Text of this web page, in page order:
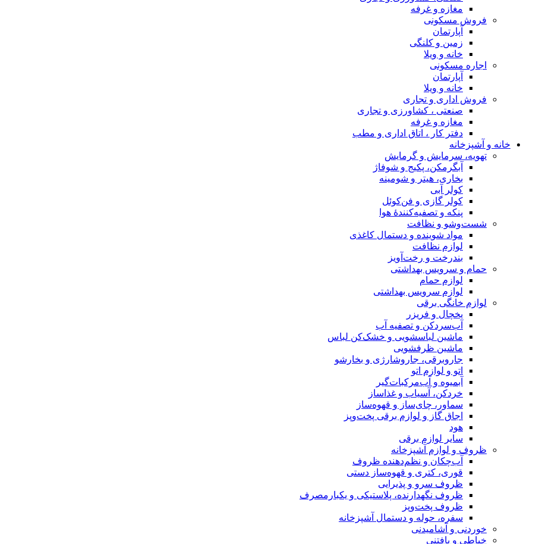
مغازه و غرفه
فروش مسکونی
آپارتمان
زمین و کلنگی
خانه و ویلا
اجاره مسکونی
آپارتمان
خانه و ویلا
فروش اداری و تجاری
صنعتی ، کشاورزی و تجاری
مغازه و غرفه
دفتر کار ، اتاق اداری و مطب
خانه و آشپزخانه
تهویه، سرمایش و گرمایش
آبگرمکن، پکیج و شوفاژ
بخاری، هیتر و شومینه
کولر آبی
کولر گازی و فن‌کوئل
پنکه و تصفیه‌کنندهٔ هوا
شست‌وشو و نظافت
مواد شوینده و دستمال کاغذی
لوازم نظافت
بندرخت و رخت‌آویز
حمام و سرویس بهداشتی
لوازم حمام
لوازم سرویس بهداشتی
لوازم خانگی برقی
یخچال و فریزر
آب‌سردکن و تصفیه آب
ماشین لباسشویی و خشک‌کن لباس
ماشین ظرفشویی
جاروبرقی، جاروشارژی و بخارشو
اتو و لوازم اتو
آبمیوه و آب‌مرکبات‌گیر
خردکن، آسیاب و غذاساز
سماور، چای‌ساز و قهوه‌ساز
اجاق گاز و لوازم برقی پخت‌وپز
هود
سایر لوازم برقی
ظروف و لوازم آشپزخانه
آب‌چکان و نظم‌دهنده ظروف
قوری، کتری و قهوه‌ساز دستی
ظروف سرو و پذیرایی
ظروف نگهدارنده، پلاستیکی و یکبارمصرف
ظروف پخت‌وپز
سفره، حوله و دستمال آشپزخانه
خوردنی و آشامیدنی
خیاطی و بافتنی